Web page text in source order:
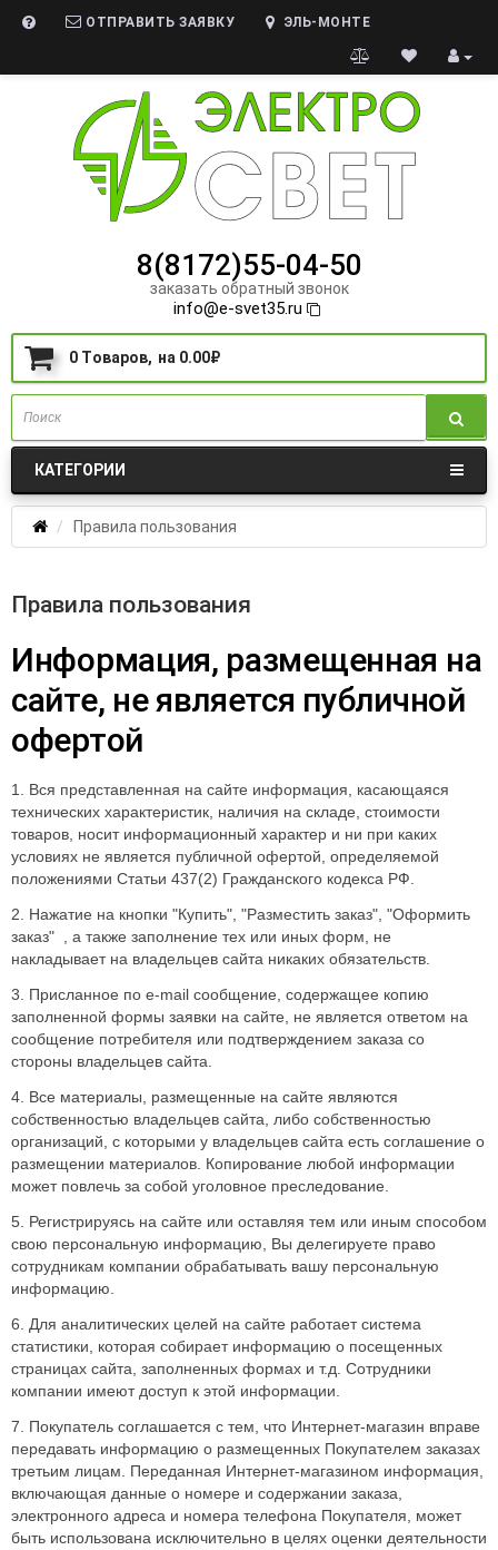
ОТПРАВИТЬ ЗАЯВКУ ЭЛЬ-МОНТЕ
8(8172)55-04-50
заказать обратный звонок
info@e-svet35.ru
0 Tоваров, на 0.00₽
КАТЕГОРИИ
Правила пользования
Правила пользования
Информация, размещенная на
сайте, не является публичной
офертой
1. Вся представленная на сайте информация, касающаяся
технических характеристик, наличия на складе, стоимости
товаров, носит информационный характер и ни при каких
условиях не является публичной офертой, определяемой
положениями Статьи 437(2) Гражданского кодекса РФ.
2. Нажатие на кнопки "Купить", "Разместить заказ", "Оформить
заказ" , а также заполнение тех или иных форм, не
накладывает на владельцев сайта никаких обязательств.
3. Присланное по e-mail сообщение, содержащее копию
заполненной формы заявки на сайте, не является ответом на
сообщение потребителя или подтверждением заказа со
стороны владельцев сайта.
4. Все материалы, размещенные на сайте являются
собственностью владельцев сайта, либо собственностью
организаций, с которыми у владельцев сайта есть соглашение о
размещении материалов. Копирование любой информации
может повлечь за собой уголовное преследование.
5. Регистрируясь на сайте или оставляя тем или иным способом
свою персональную информацию, Вы делегируете право
сотрудникам компании обрабатывать вашу персональную
информацию.
6. Для аналитических целей на сайте работает система
статистики, которая собирает информацию о посещенных
страницах сайта, заполненных формах и т.д. Сотрудники
компании имеют доступ к этой информации.
7. Покупатель соглашается с тем, что Интернет-магазин вправе
передавать информацию о размещенных Покупателем заказах
третьим лицам. Переданная Интернет-магазином информация,
включающая данные о номере и содержании заказа,
электронного адреса и номера телефона Покупателя, может
быть использована исключительно в целях оценки деятельности